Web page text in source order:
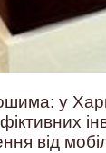
у
від